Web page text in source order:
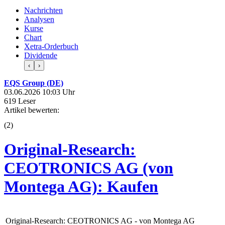
Nachrichten
Analysen
Kurse
Chart
Xetra-Orderbuch
Dividende
‹ ›
EQS Group (DE)
03.06.2026 10:03 Uhr
619 Leser
Artikel bewerten:
(2)
Original-Research:
CEOTRONICS AG (von
Montega AG): Kaufen
Original-Research: CEOTRONICS AG - von Montega AG